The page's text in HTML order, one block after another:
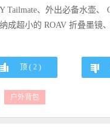
Tailmate、外出必备水壶、
成超小的 ROAV 折叠墨镜
顶 ( 2)
户外背包